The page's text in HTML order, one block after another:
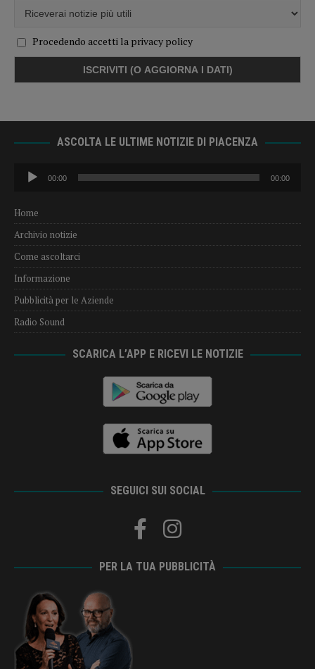
Procedendo accetti la privacy policy
ASCOLTA LE ULTIME NOTIZIE DI PIACENZA
Audio
Player
00:00 00:00
Home
Archivio notizie
Come ascoltarci
Informazione
Pubblicità per le Aziende
Radio Sound
SCARICA L’APP E RICEVI LE NOTIZIE
SEGUICI SUI SOCIAL
PER LA TUA PUBBLICITÀ